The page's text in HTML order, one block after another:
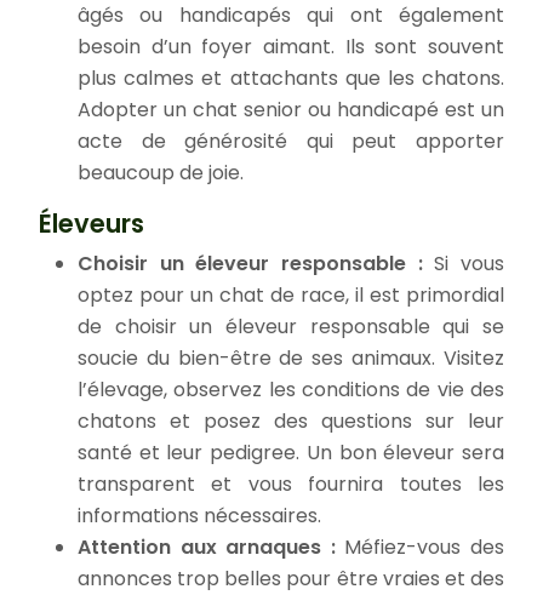
âgés ou handicapés qui ont également
besoin d’un foyer aimant. Ils sont souvent
plus calmes et attachants que les chatons.
Adopter un chat senior ou handicapé est un
acte de générosité qui peut apporter
beaucoup de joie.
Éleveurs
Choisir un éleveur responsable :Si vous
optez pour un chat de race, il est primordial
de choisir un éleveur responsable qui se
soucie du bien-être de ses animaux. Visitez
l’élevage, observez les conditions de vie des
chatons et posez des questions sur leur
santé et leur pedigree. Un bon éleveur sera
transparent et vous fournira toutes les
informations nécessaires.
Attention aux arnaques : Méfiez-vous des
annonces trop belles pour être vraies et des